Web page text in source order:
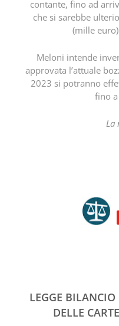
contante, fino ad
che si sarebbe
(mille
Meloni intende
approvata l’attuale
2023 si potranno
fino
La
LEGGE
DELLE